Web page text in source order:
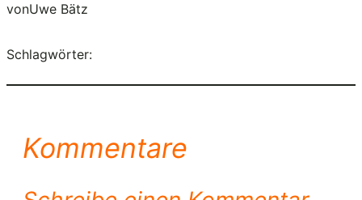
vonUwe Bätz
Schlagwörter:
Kommentare